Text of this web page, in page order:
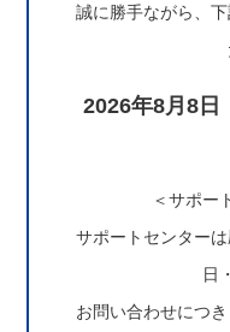
誠に勝手ながら、
2026年8月8日
＜サポー
サポートセンター
日
お問い合わせにつ